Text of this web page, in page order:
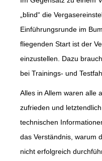
„blind“ die
Einführungsrunde im
fliegenden Start ist der
einzustellen. Dazu
bei Trainings- und
Alles in Allem waren alle
zufrieden und
technischen
das Verständnis, warum
nicht erfolgreich